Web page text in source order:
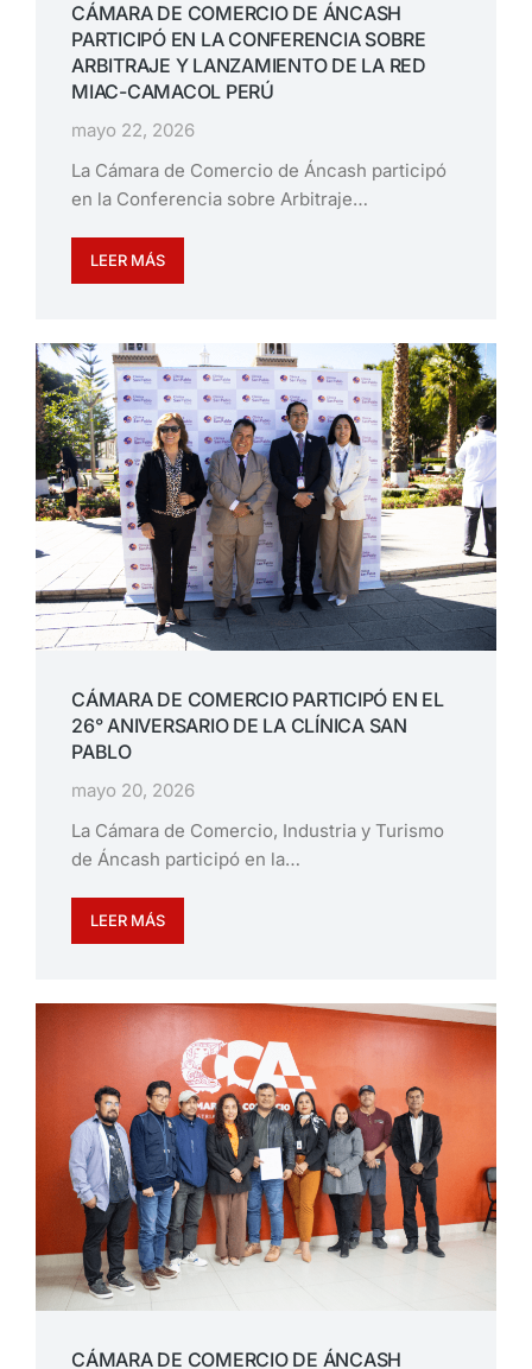
CÁMARA DE COMERCIO DE ÁNCASH
PARTICIPÓ EN LA CONFERENCIA SOBRE
ARBITRAJE Y LANZAMIENTO DE LA RED
MIAC-CAMACOL PERÚ
mayo 22, 2026
La Cámara de Comercio de Áncash participó
en la Conferencia sobre Arbitraje…
LEER MÁS
CÁMARA DE COMERCIO PARTICIPÓ EN EL
26° ANIVERSARIO DE LA CLÍNICA SAN
PABLO
mayo 20, 2026
La Cámara de Comercio, Industria y Turismo
de Áncash participó en la…
LEER MÁS
CÁMARA DE COMERCIO DE ÁNCASH